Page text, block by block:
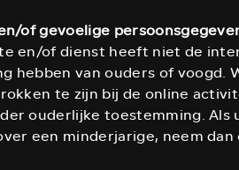
of gevoelige
en/of dienst heeft niet de
hebben van ouders of voogd.
te zijn bij de online
ouderlijke toestemming.
een minderjarige, neem